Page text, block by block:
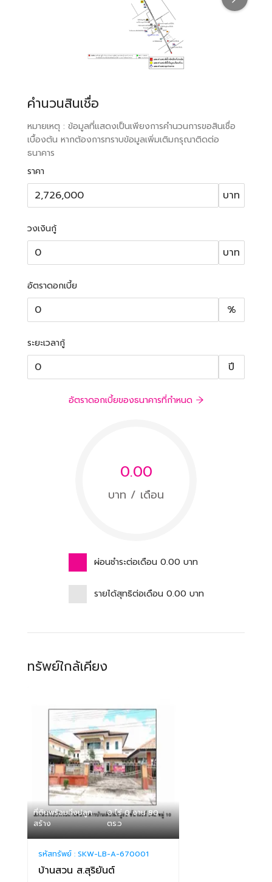
คำนวนสินเชื่อ
หมายเหตุ : ข้อมูลที่แสดงเป็นเพียงการคำนวนการขอสินเชื่อ
เบื้องต้น หากต้องการทราบข้อมูลเพิ่มเติมกรุณาติดต่อ
ธนาคาร
ราคา
บาท
วงเงินกู้
บาท
อัตราดอกเบี้ย
%
ระยะเวลากู้
ปี
อัตราดอกเบี้ยของธนาคารที่กำหนด
0.00
บาท / เดือน
ผ่อนชำระต่อเดือน 0.00 บาท
รายได้สุทธิต่อเดือน 0.00 บาท
ทรัพย์ใกล้เคียง
ที่ดินพร้อมสิ่งปลูก
สร้าง
0 ไร่ 0 งาน 80
ตร.ว
รหัสทรัพย์ : SKW-LB-A-670001
บ้านสวน ส.สุริยันต์